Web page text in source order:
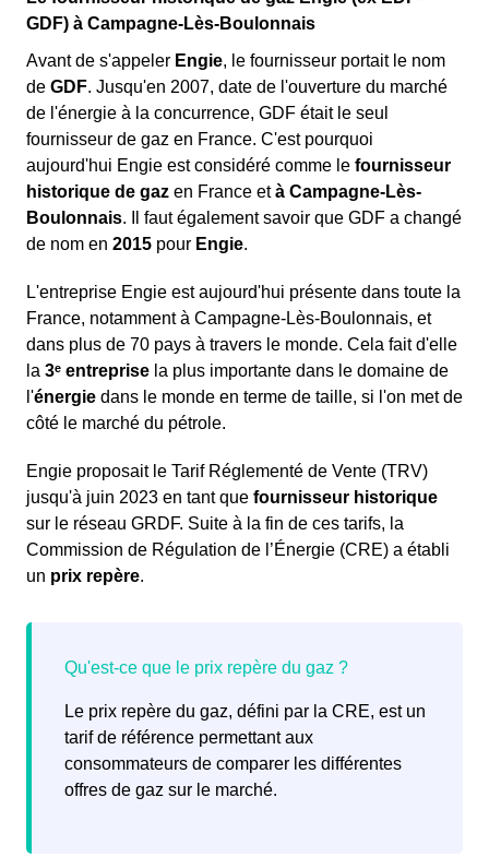
Pas-De-Calais.
Lors d'une intervention, il faudra attendre
l'arrivée d'un technicien Engie Nord-Pas-De-
Calais. Pendant ce temps, l'opérateur vous
donnera des instructions à suivre.
ce cas, il est conseillé d'attendre environ vingt
minutesavant de contacter Enedis.
Les coupures d'électricité peuvent parfois être dues
facture impayée auprès de votre
fournisseur
. Celui-ci a le droit de demander la
réduction
ou la
de votre fourniture
d'énergie après plusieurs rappels de paiement.
Dans ce cas, il est nécessaire de contacter
directement le service client de votre fournisseur
pour connaître les étapes à suivre.
Unesurcharge électriquepeut également être
responsable de la coupure, souvent causée par un
trop grand nombre d'appareils branchés en même
temps ou une prise défectueuse.
GDF) à Campagne-Lès-Boulonnais
Avant de s'appeler Engie, le fournisseur portait le nom
de GDF. Jusqu'en 2007, date de l'ouverture du marché
de l'énergie à la concurrence, GDF était le seul
fournisseur de gaz en France. C'est pourquoi
aujourd'hui Engie est considéré comme le fournisseur
historique de gaz en France età Campagne-Lès-
Boulonnais. Il faut également savoir que GDF a changé
de nom en 2015 pour Engie.
L'entreprise Engie est aujourd'hui présente dans toute la
France, notamment à Campagne-Lès-Boulonnais, et
dans plus de 70 pays à travers le monde. Cela fait d'elle
la 3ᵉ entreprise la plus importante dans le domaine de
l'énergie dans le monde en terme de taille, si l'on met de
côté le marché du pétrole.
Engie proposait le Tarif Réglementé de Vente (TRV)
jusqu'à juin 2023 en tant que fournisseur historique
sur le réseau GRDF. Suite à la fin de ces tarifs, la
Commission de Régulation de l’Énergie (CRE) a établi
un prix repère.
Le prix repère du gaz, défini par la CRE, est un
tarif de référence permettant aux
consommateurs de comparer les différentes
offres de gaz sur le marché.